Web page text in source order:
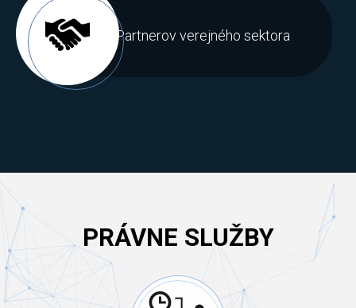
Partnerov verejného sektora
PRÁVNE SLUŽBY